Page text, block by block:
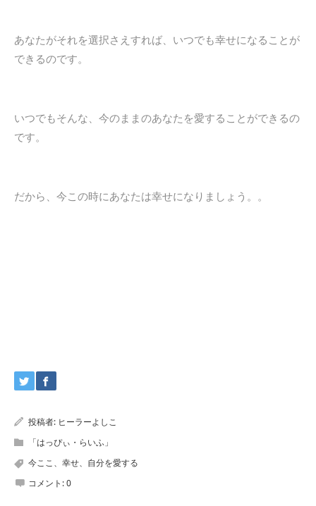
あなたがそれを選択さえすれば、いつでも幸せになることが
できるのです。
いつでもそんな、今のままのあなたを愛することができるの
です。
だから、今この時にあなたは幸せになりましょう。。
投稿者: ヒーラーよしこ
「はっぴぃ・らいふ」
今ここ、幸せ、自分を愛する
コメント:0